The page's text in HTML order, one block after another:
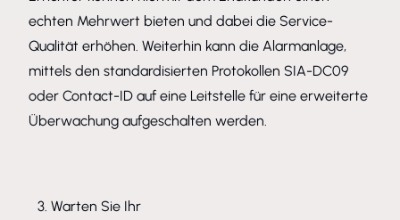
echten Mehrwert bieten und dabei die Service-
Qualität erhöhen. Weiterhin kann die Alarmanlage,
mittels den standardisierten Protokollen SIA-DC09
oder Contact-ID auf eine Leitstelle für eine erweiterte
Überwachung aufgeschalten werden.
3. Warten Sie Ihr